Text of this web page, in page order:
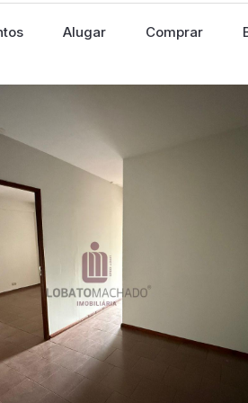
Alugar Comprar